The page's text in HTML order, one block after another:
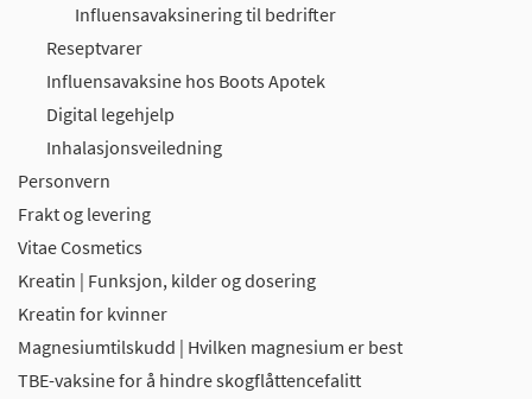
Influensavaksinering til bedrifter
Reseptvarer
Influensavaksine hos Boots Apotek
Digital legehjelp
Inhalasjonsveiledning
Personvern
Frakt og levering
Vitae Cosmetics
Kreatin | Funksjon, kilder og dosering
Kreatin for kvinner
Magnesiumtilskudd | Hvilken magnesium er best
TBE-vaksine for å hindre skogflåttencefalitt